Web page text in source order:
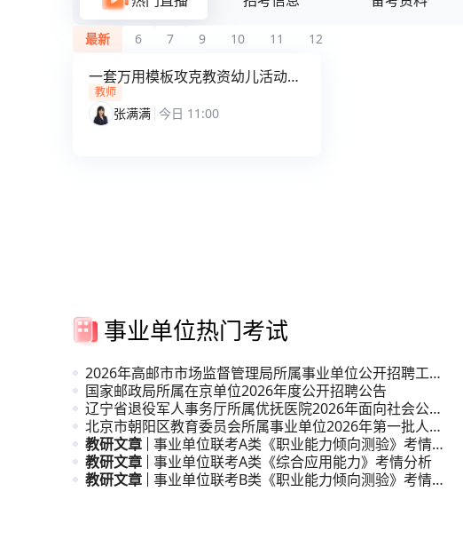
最新 6 7 9 10 11 12
一套万用模板攻克教资幼儿活动设
计30分
教师
张满满 今日 11:00
事业单位热门考试
2026年高邮市市场监督管理局所属事业单位公开招聘工作
人员公
国家邮政局所属在京单位2026年度公开招聘公告
辽宁省退役军人事务厅所属优抚医院2026年面向社会公开
招聘高
北京市朝阳区教育委员会所属事业单位2026年第一批人才
引进公
教研文章 事业单位联考A类《职业能力倾向测验》考情分
析
教研文章 事业单位联考A类《综合应用能力》考情分析
教研文章 事业单位联考B类《职业能力倾向测验》考情分